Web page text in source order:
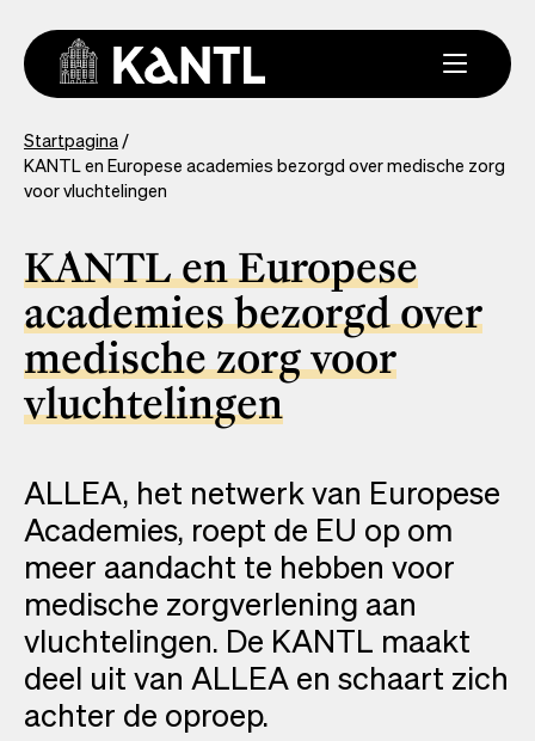
naar
inhoud
gaan
You
are
here
Startpagina
KANTL en Europese academies bezorgd over medische zorg
voor vluchtelingen
KANTL en Europese
academies bezorgd over
medische zorg voor
vluchtelingen
ALLEA, het netwerk van Europese
Academies, roept de EU op om
meer aandacht te hebben voor
medische zorgverlening aan
vluchtelingen. De KANTL maakt
deel uit van ALLEA en schaart zich
achter de oproep.